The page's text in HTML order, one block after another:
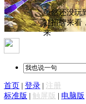
虽然还没玩
虹招牌来看
来
首页 | 登录 | 注册
标准版 | 触屏版 | 电脑版